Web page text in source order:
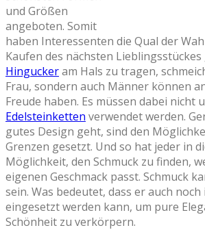
und Größen
angeboten. Somit
haben Interessenten die Qual der
Kaufen des nächsten Lieblingsstückes
Hinguckeram Hals zu tragen,
Frau, sondern auch Männer können
Freude haben. Es müssen dabei nicht
Edelsteinketten verwendet werden.
gutes Design geht, sind den
Grenzen gesetzt. Und so hat jeder in
Möglichkeit, den Schmuck zu finden,
eigenen Geschmack passt. Schmuck
sein. Was bedeutet, dass er auch noch
eingesetzt werden kann, um pure
Schönheit zu verkörpern.